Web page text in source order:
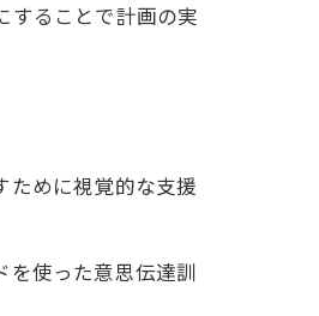
することで計画の実
ために視覚的な支援
を使った意思伝達訓